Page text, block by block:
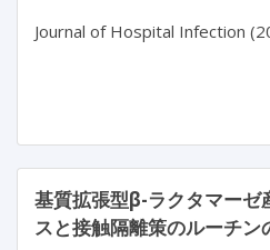
Journal of Hospital Infection
基質拡張型β-ラクタマーゼ
スと接触隔離策のルーチ